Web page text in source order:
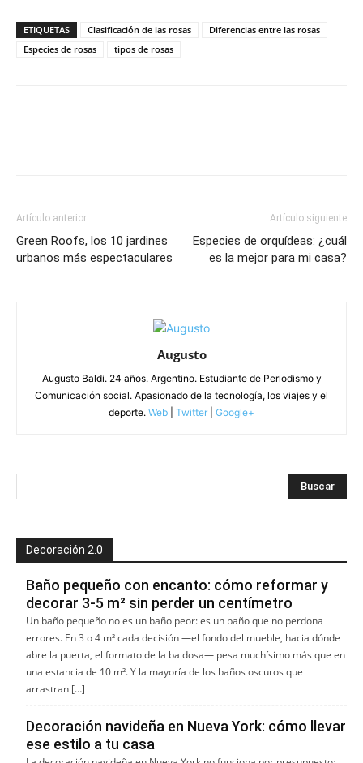
ETIQUETAS Clasificación de las rosas
Diferencias entre las rosas
Especies de rosas
tipos de rosas
Artículo anterior
Green Roofs, los 10 jardines
urbanos más espectaculares
Artículo siguiente
Especies de orquídeas: ¿cuál
es la mejor para mi casa?
Augusto
Augusto Baldi. 24 años. Argentino. Estudiante de Periodismo y
Comunicación social. Apasionado de la tecnología, los viajes y el
deporte. Web Twitter Google+
Decoración 2.0
Baño pequeño con encanto: cómo reformar y
decorar 3-5 m² sin perder un centímetro
Un baño pequeño no es un baño peor: es un baño que no perdona
errores. En 3 o 4 m² cada decisión —el fondo del mueble, hacia dónde
abre la puerta, el formato de la baldosa— pesa muchísimo más que en
una estancia de 10 m². Y la mayoría de los baños oscuros que
arrastran […]
Decoración navideña en Nueva York: cómo llevar
ese estilo a tu casa